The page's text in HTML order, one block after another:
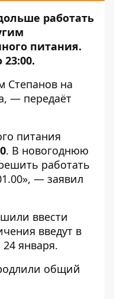
работать
питания.
Степанов на
— передаёт
питания
. В новогоднюю
работать
— заявил
ввести
введут в
января.
общий